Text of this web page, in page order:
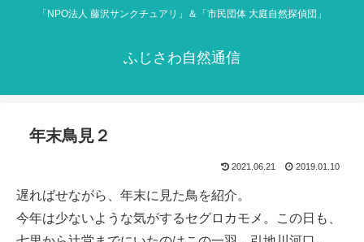
「NPO法人 藤沢サンクチュアリ」＆「市民団体 大庭自然探偵団」
ふじさわ自然通信
年末鳥見２
2021.06.21 2019.01.10
遅ればせながら、年末に見た鳥を紹介。
今年は少ないような気がするセグロカモメ。この日も、